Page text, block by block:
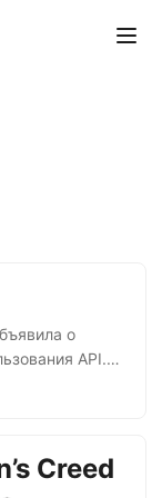
о
API.
redditdev
к API.
Creed